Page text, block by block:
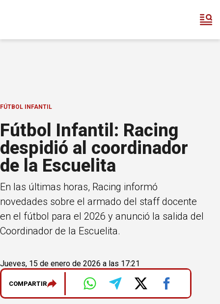
FÚTBOL INFANTIL
Fútbol Infantil: Racing
despidió al coordinador
de la Escuelita
En las últimas horas, Racing informó
novedades sobre el armado del staff docente
en el fútbol para el 2026 y anunció la salida del
Coordinador de la Escuelita.
Jueves, 15 de enero de 2026 a las 17:21
COMPARTIR